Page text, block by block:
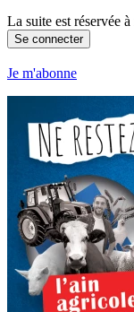
La suite est réservée
Se connecter
Je m'abonne